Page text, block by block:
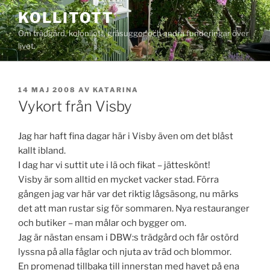
Hoppa
till
innehåll
KOLLITOTT
Om trädgård, kolonilott, gråsuggor och andra funderingar över
livet.
PUBLICERAT
14 MAJ 2008 AV KATARINA
Vykort från Visby
Jag har haft fina dagar här i Visby även om det blåst
kallt ibland.
I dag har vi suttit ute i lä och fikat – jätteskönt!
Visby är som alltid en mycket vacker stad. Förra
gången jag var här var det riktig lågsäsong, nu märks
det att man rustar sig för sommaren. Nya restauranger
och butiker – man målar och bygger om.
Jag är nästan ensam i DBW:s trädgård och får ostörd
lyssna på alla fåglar och njuta av träd och blommor.
En promenad tillbaka till innerstan med havet på ena